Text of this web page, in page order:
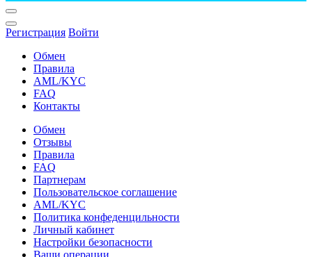
Регистрация Войти
Обмен
Правила
AML/KYC
FAQ
Контакты
Обмен
Отзывы
Правила
FAQ
Партнерам
Пользовательское соглашение
AML/KYC
Политика конфеденцильности
Личный кабинет
Настройки безопасности
Ваши операции